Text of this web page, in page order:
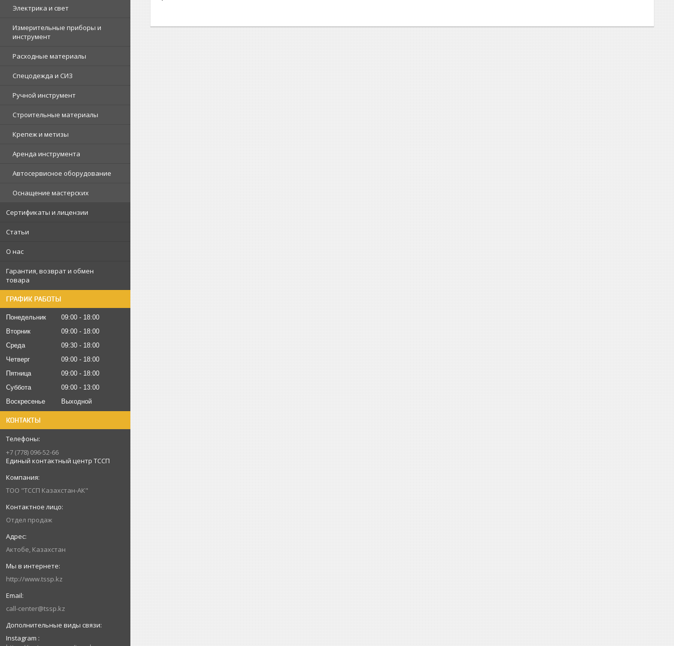
Электрика и свет
Измерительные приборы и
инструмент
Расходные материалы
Спецодежда и СИЗ
Ручной инструмент
Строительные материалы
Крепеж и метизы
Аренда инструмента
Автосервисное оборудование
Оснащение мастерских
Сертификаты и лицензии
Статьи
О нас
Гарантия, возврат и обмен
товара
ГРАФИК РАБОТЫ
Понедельник 09:00
18:00
Вторник
09:00
18:00
Среда
09:30
18:00
Четверг
09:00
18:00
Пятница
09:00
18:00
Суббота
09:00
13:00
Воскресенье
Выходной
КОНТАКТЫ
+7 (778) 096-52-66
Единый контактный центр ТССП
ТОО "ТССП Казахстан-АК"
Отдел продаж
Актобе, Казахстан
http://www.tssp.kz
call-center@tssp.kz
Instagram